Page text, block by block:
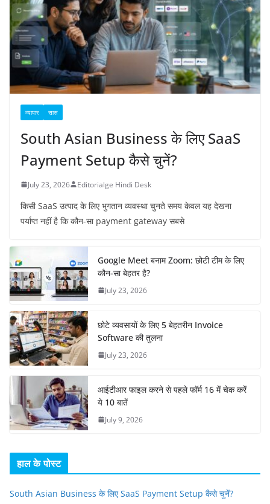
व्यापार सास
South Asian Business के लिए SaaS
Payment Setup कैसे चुनें?
July 23, 2026 Editorialge Hindi Desk
किसी SaaS उत्पाद के लिए भुगतान व्यवस्था चुनते समय केवल यह देखना
पर्याप्त नहीं है कि कौन-सा payment gateway सबसे
Google Meet बनाम Zoom: छोटी टीम के लिए
कौन-सा बेहतर है?
July 23, 2026
छोटे व्यवसायों के लिए 5 बेहतरीन Invoice
Software की तुलना
July 23, 2026
आईटीआर फाइल करने से पहले फॉर्म 16 में चेक करें
ये 10 बातें
July 9, 2026
हाल के पोस्ट
South Asian Business के लिए SaaS Payment Setup कैसे चुनें?